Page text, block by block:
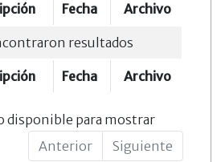
Fecha Archivo
Fecha Archivo
resultados
disponible para mostrar
Anterior
Siguiente